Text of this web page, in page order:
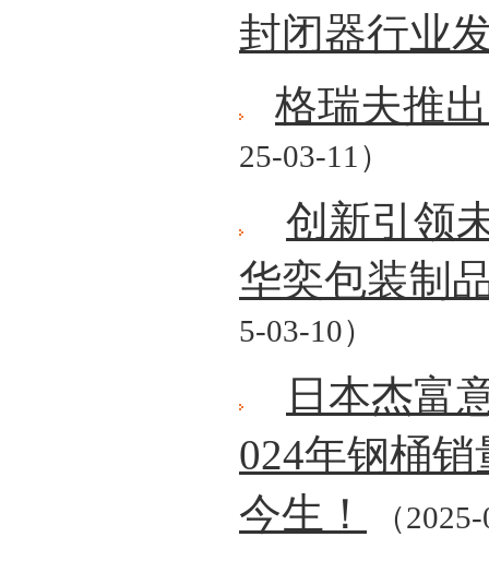
封闭器行业
格瑞夫推
25-03-11）
创新引领
华奕包装制
5-03-10）
日本杰富
024年钢桶
今生！
（